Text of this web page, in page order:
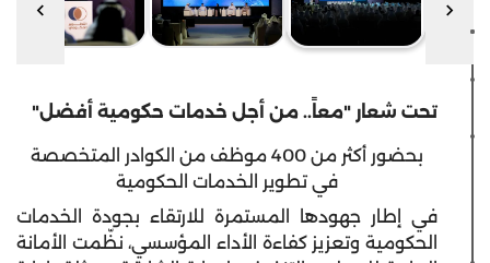
تحت شعار "معاً.. من أجل خدمات حكومية أفضل"
بحضور أكثر من 400 موظف من الكوادر المتخصصة
في تطوير الخدمات الحكومية
في إطار جهودها المستمرة للارتقاء بجودة الخدمات
الحكومية وتعزيز كفاءة الأداء المؤسسي، نظّمت الأمانة